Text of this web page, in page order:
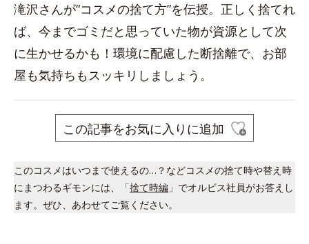
滝沢さんが“コスメの捨て方”を伝授。正しく捨てれ
ば、今までゴミだと思っていた物が資源として次
に生かせるかも！環境に配慮した断捨離で、お部
屋も気持ちもスッキリしましょう。
この記事をお気に入りに追加
このコスメはいつまで使えるの…？などコスメの捨て時や替え時
にまつわるギモンには、「捨て時編 」でオルビス社員がお答えし
ます。ぜひ、あわせてご覧ください。